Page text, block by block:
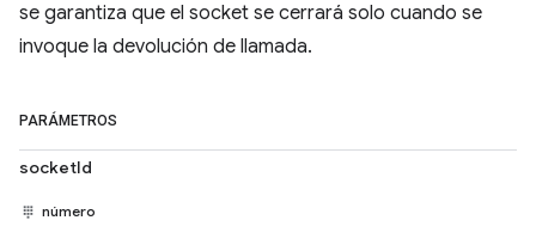
se garantiza que el socket se cerrará solo cuando se
invoque la devolución de llamada.
PARÁMETROS
socketId
número